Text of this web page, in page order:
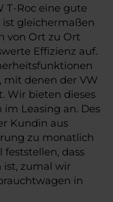
T-Roc eine gute
ist gleichermaßen
von Ort zu Ort
Effizienz auf.
mit denen der VW
Wir bieten dieses
Leasing an. Des
Kundin aus
zu monatlich
feststellen, dass
ist, zumal wir
in